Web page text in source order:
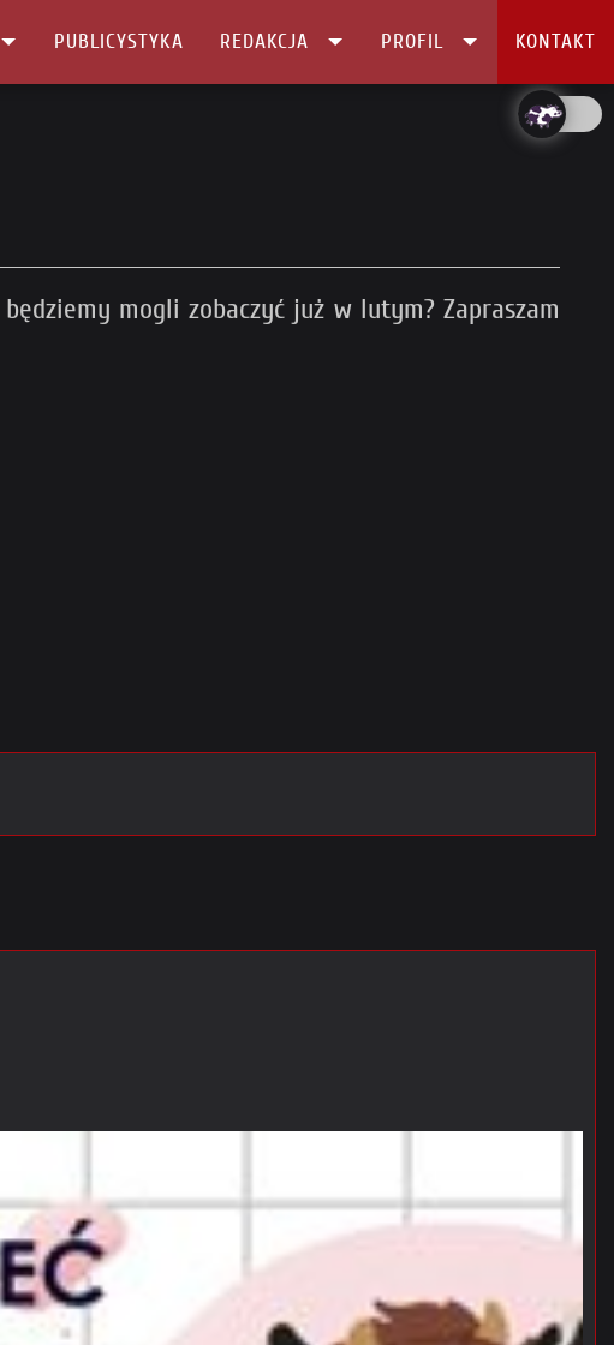
PUBLICYSTYKA REDAKCJA PROFIL KONTAKT
mogli zobaczyć już w lutym? Zapraszam